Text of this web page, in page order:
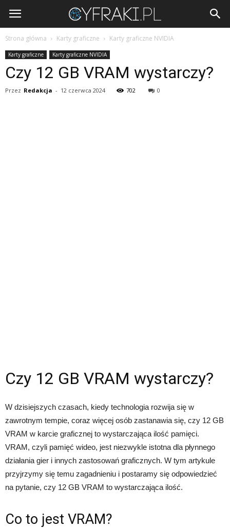
Cyfraki.pl
Strona główna Karty graficzne Karty graficzne NVIDIA
Karty graficzne Karty graficzne NVIDIA
Czy 12 GB VRAM wystarczy?
Przez Redakcja - 12 czerwca 2024 702 0
Czy 12 GB VRAM wystarczy?
W dzisiejszych czasach, kiedy technologia rozwija się w
zawrotnym tempie, coraz więcej osób zastanawia się, czy 12 GB
VRAM w karcie graficznej to wystarczająca ilość pamięci.
VRAM, czyli pamięć wideo, jest niezwykle istotna dla płynnego
działania gier i innych zastosowań graficznych. W tym artykule
przyjrzymy się temu zagadnieniu i postaramy się odpowiedzieć
na pytanie, czy 12 GB VRAM to wystarczająca ilość.
Co to jest VRAM?